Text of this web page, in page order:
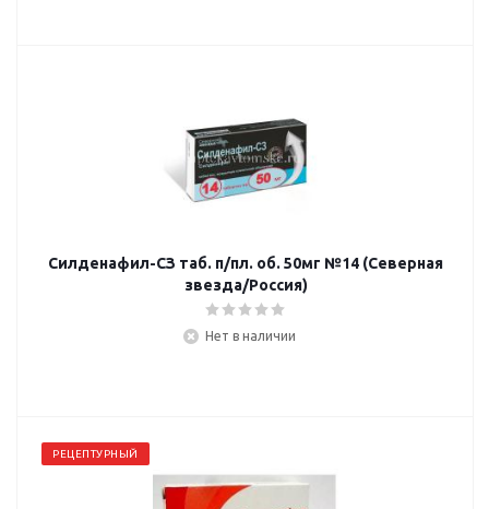
Силденафил-СЗ таб. п/пл. об. 50мг №14 (Северная
звезда/Россия)
Нет в наличии
РЕЦЕПТУРНЫЙ